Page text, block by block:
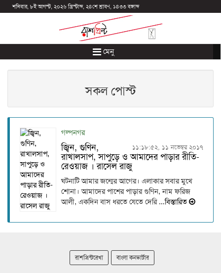
শনিবার, ৮ই আগস্ট, ২০২৬ খ্রিস্টাব্দ, ২৪শে শ্রাবণ, ১৪৩৩ বঙ্গাব্দ
মেনু
সকল পোস্ট
গল্পনগর
১১:১৮:৫২, ১১ নভেম্বর ২০১৭
জ্বিন, গুণিন,
রাখালসাপ, সাপুড়ে ও আমাদের পাড়ার রীতি-
রেওয়াজ । রাসেল রাজু
ঘটনাটি আমার জন্মের আগের। এলাকার সবার মুখে
শোনা। আমাদের পাশের পাড়ার গুণিন, নাম ফরিজ
আলী, একদিন বাস ধরতে যেতে দেরি…বিস্তারিত
রাশপ্রিন্টরেখা বাংলা কনভার্টার